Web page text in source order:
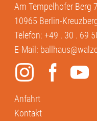
Am Tempelhofer Berg
10965 Berlin-
Telefon:+49 . 30 . 69
E-Mail:
Anfahrt
Kontakt